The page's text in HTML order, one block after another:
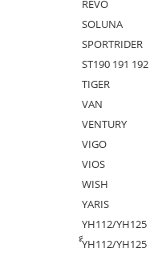
REVO
SOLUNA
SPORTRIDER
ST190 191 192
TIGER
VAN
VENTURY
VIGO
VIOS
WISH
YARIS
YH112/YH125
ํ็YH112/YH125